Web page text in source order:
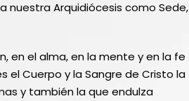
nuestra Arquidiócesis como Sede,
en el alma, en la mente y en la fe
el Cuerpo y la Sangre de Cristo la
y también la que endulza